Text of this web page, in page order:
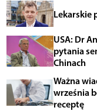
Lekarskie
USA: Dr
pytania
Chinach
Ważna
września
receptę